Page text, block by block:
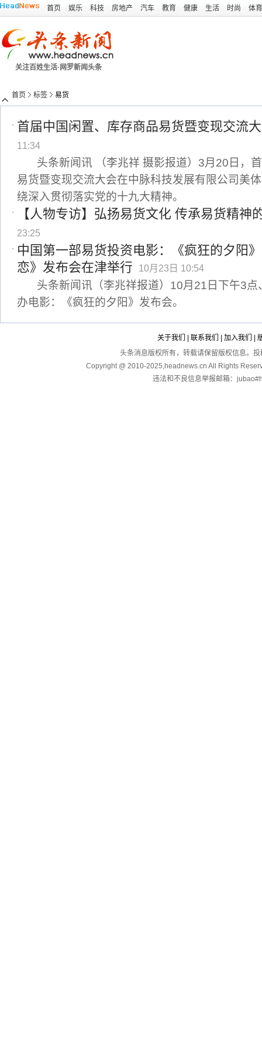
首页 娱乐 科技 房地产 汽车 教育 健康 生活 时尚 体育
关注百姓生活·网罗新闻头条
首页 标签 易货
首届中国闲置、库存商品易货暨变现交流
11:34
头条新闻讯 （李兆祥 摄影报道）3月20日，
易货暨变现交流大会在中脉科技发展有限公司美
绕深入贯彻落实党的十九大精神。
【人物专访】弘扬易货文化 传承易货精神
23:25
中国第一部易货投资电影：《疯狂的夕阳
恋》发布会在津举行
10月23日 10:54
头条新闻讯（李兆祥报道）10月21日下午3
办电影：《疯狂的夕阳》发布会。
关于我们 联系我们 加入我们
头条消息版权所有，转载请保留版权信息。
Copyright @ 2010-2025,headnews.cn All Rights
违法和不良信息举报邮箱：